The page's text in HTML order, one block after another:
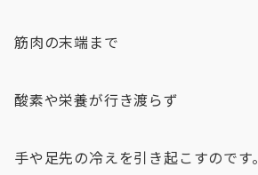
筋肉の末端まで
酸素や栄養が行き渡らず
手や足先の冷えを引き起こすのです。